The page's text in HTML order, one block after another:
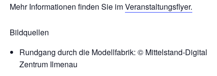
Mehr Informationen finden Sie imVeranstaltungsflyer.
Bildquellen
Rundgang durch die Modellfabrik: © Mittelstand-Digital
Zentrum Ilmenau